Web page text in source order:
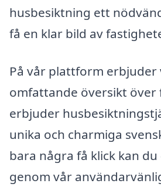
husbesiktning ett
få en klar bild av
På vår plattform erbjuder
omfattande översikt över
erbjuder
unika och charmiga
bara några få klick kan
genom vår